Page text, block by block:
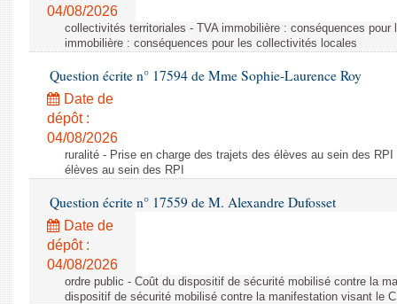
04/08/2026
collectivités territoriales - TVA immobilière : conséquences
immobilière : conséquences pour les collectivités locales
Question écrite n° 17594 de Mme Sophie-Laurence Roy
Date de
dépôt :
04/08/2026
ruralité - Prise en charge des trajets des élèves au sein des
élèves au sein des RPI
Question écrite n° 17559 de M. Alexandre Dufosset
Date de
dépôt :
04/08/2026
ordre public - Coût du dispositif de sécurité mobilisé contre la
dispositif de sécurité mobilisé contre la manifestation visant le